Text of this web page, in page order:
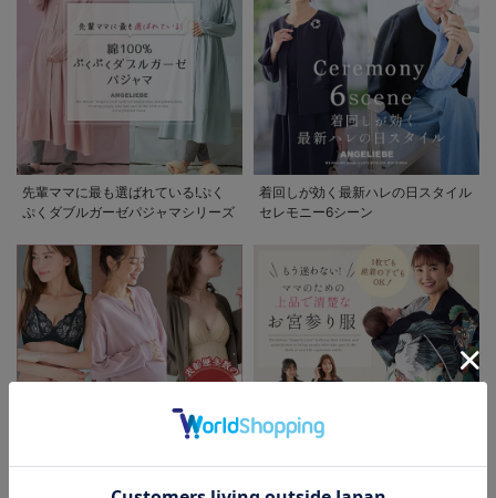
先輩ママに最も選ばれている!ぷく
ぷくダブルガーゼパジャマシリーズ
着回しが効く最新ハレの日スタイル
セレモニー6シーン
助産院監修シリーズ
もう迷わない!!ママのための上品で
お気に入り商品を確認する